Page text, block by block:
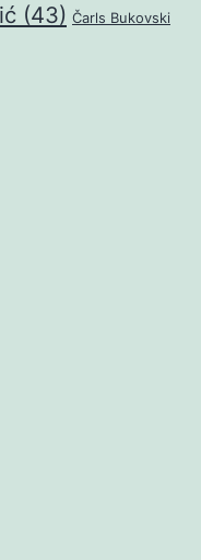
(43) Čarls Bukovski